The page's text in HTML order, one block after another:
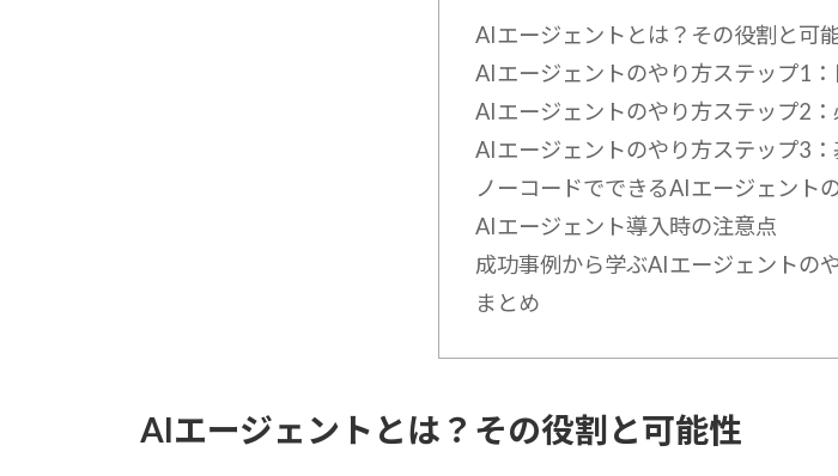
AIエージェントとは？その役割と可
AIエージェントのやり方ステップ1
AIエージェントのやり方ステップ2
AIエージェントのやり方ステップ3
ノーコードでできるAIエージェント
AIエージェント導入時の注意点
成功事例から学ぶAIエージェントの
まとめ
AIエージェントとは？その役割と可能性